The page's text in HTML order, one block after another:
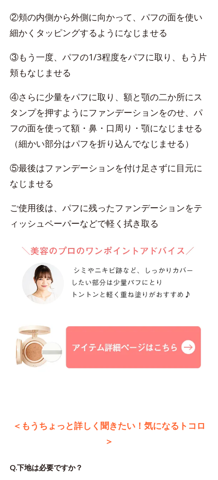
②頬の内側から外側に向かって、パフの面を使い
細かくタッピングするようになじませる
③もう一度、パフの1/3程度をパフに取り、もう片
頬もなじませる
④さらに少量をパフに取り、額と顎の二か所にス
タンプを押すようにファンデーションをのせ、パ
フの面を使って額・鼻・口周り・顎になじませる
（細かい部分はパフを折り込んでなじませる）
⑤最後はファンデーションを付け足さずに目元に
なじませる
ご使用後は、パフに残ったファンデーションをテ
ィッシュペーパーなどで軽く拭き取る
＜もうちょっと詳しく聞きたい！気になるトコロ
＞
Q.下地は必要ですか？